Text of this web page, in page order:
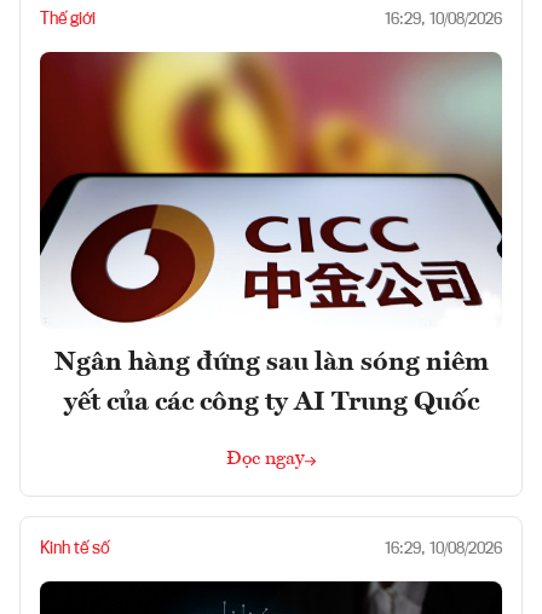
Thế giới 16:29, 10/08/2026
Ngân hàng đứng sau làn sóng niêm
yết của các công ty AI Trung Quốc
Đọc ngay
Kinh tế số 16:29, 10/08/2026